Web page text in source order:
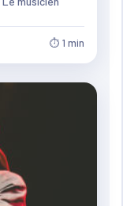
⏱ 1 min